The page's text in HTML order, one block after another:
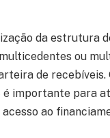
da estrutura
ou
de
importante para
ao